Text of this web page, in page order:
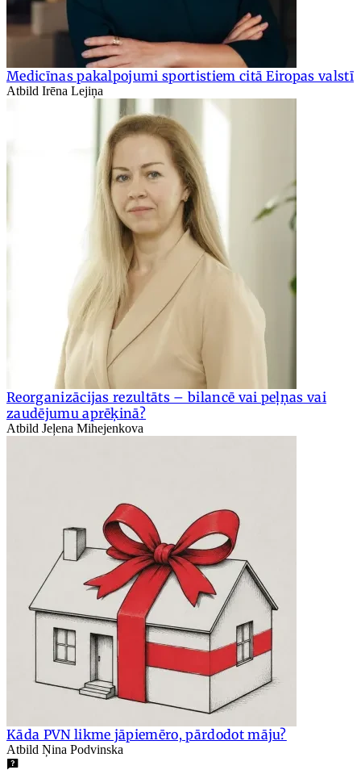
Medicīnas pakalpojumi sportistiem citā Eiropas valstī
Atbild Irēna Lejiņa
Reorganizācijas rezultāts – bilancē vai peļņas vai
zaudējumu aprēķinā?
Atbild Jeļena Mihejenkova
Kāda PVN likme jāpiemēro, pārdodot māju?
Atbild Ņina Podvinska